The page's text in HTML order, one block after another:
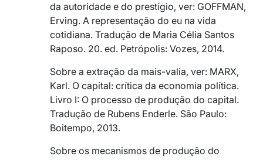
da autoridade e do prestígio, ver: GOFFMAN,
Erving. A representação do eu na vida
cotidiana. Tradução de Maria Célia Santos
Raposo. 20. ed. Petrópolis: Vozes, 2014.
Sobre a extração da mais-valia, ver: MARX,
Karl. O capital: crítica da economia política.
Livro I: O processo de produção do capital.
Tradução de Rubens Enderle. São Paulo:
Boitempo, 2013.
Sobre os mecanismos de produção do